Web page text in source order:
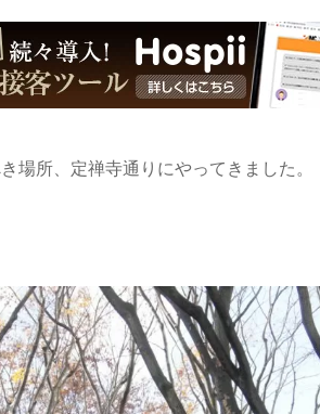
場所、定禅寺通りにやってきました。